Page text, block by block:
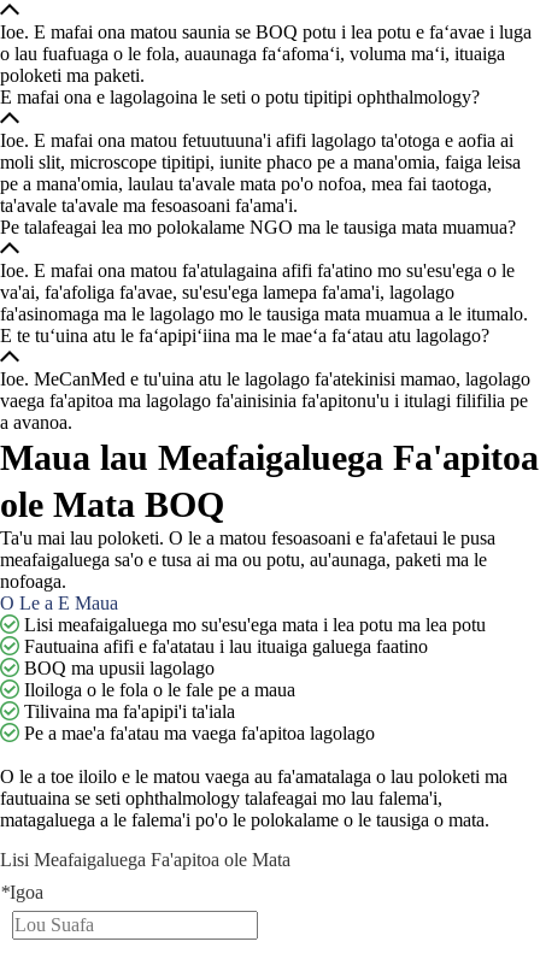
Ioe. E mafai ona matou saunia se BOQ potu i lea potu e faʻavae i luga
o lau fuafuaga o le fola, auaunaga faʻafomaʻi, voluma maʻi, ituaiga
poloketi ma paketi.
E mafai ona e lagolagoina le seti o potu tipitipi ophthalmology?
Ioe. E mafai ona matou fetuutuuna'i afifi lagolago ta'otoga e aofia ai
moli slit, microscope tipitipi, iunite phaco pe a mana'omia, faiga leisa
pe a mana'omia, laulau ta'avale mata po'o nofoa, mea fai taotoga,
ta'avale ta'avale ma fesoasoani fa'ama'i.
Pe talafeagai lea mo polokalame NGO ma le tausiga mata muamua?
Ioe. E mafai ona matou fa'atulagaina afifi fa'atino mo su'esu'ega o le
va'ai, fa'afoliga fa'avae, su'esu'ega lamepa fa'ama'i, lagolago
fa'asinomaga ma le lagolago mo le tausiga mata muamua a le itumalo.
E te tuʻuina atu le faʻapipiʻiina ma le maeʻa faʻatau atu lagolago?
Ioe. MeCanMed e tu'uina atu le lagolago fa'atekinisi mamao, lagolago
vaega fa'apitoa ma lagolago fa'ainisinia fa'apitonu'u i itulagi filifilia pe
a avanoa.
Maua lau Meafaigaluega Fa'apitoa
ole Mata BOQ
Ta'u mai lau poloketi. O le a matou fesoasoani e fa'afetaui le pusa
meafaigaluega sa'o e tusa ai ma ou potu, au'aunaga, paketi ma le
nofoaga.
O Le a E Maua
 Lisi meafaigaluega mo su'esu'ega mata i lea potu ma lea potu
 Fautuaina afifi e fa'atatau i lau ituaiga galuega faatino
 BOQ ma upusii lagolago
 Iloiloga o le fola o le fale pe a maua
 Tilivaina ma fa'apipi'i ta'iala
 Pe a mae'a fa'atau ma vaega fa'apitoa lagolago
O le a toe iloilo e le matou vaega au fa'amatalaga o lau poloketi ma
fautuaina se seti ophthalmology talafeagai mo lau falema'i,
matagaluega a le falema'i po'o le polokalame o le tausiga o mata.
Lisi Meafaigaluega Fa'apitoa ole Mata
*Igoa